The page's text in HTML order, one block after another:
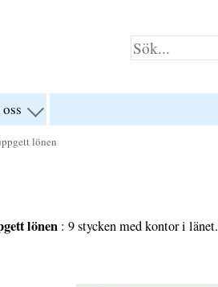
visa
menyn
för
lönen
lönen : 9 stycken med kontor i länet.